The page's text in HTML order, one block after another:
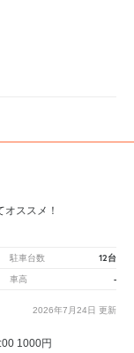
オススメ！
駐車台数 12台
車高 -
2026年7月24日 更新
1000円